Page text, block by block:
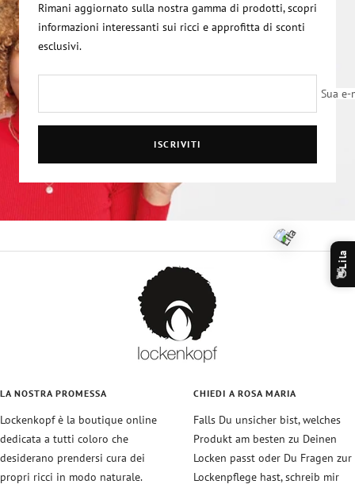
Rimani aggiornato sulla nostra gamma di prodotti, scopri
informazioni interessanti sui ricci e approfitta di sconti
esclusivi.
Sua e-
ISCRIVITI
LA NOSTRA PROMESSA
Lockenkopf è la boutique online
dedicata a tutti coloro che
desiderano prendersi cura dei
propri ricci in modo naturale.
CHIEDI A ROSA MARIA
Falls Du unsicher bist, welches
Produkt am besten zu Deinen
Locken passt oder Du Fragen zur
Lockenpflege hast, schreib mir
👋
Lila